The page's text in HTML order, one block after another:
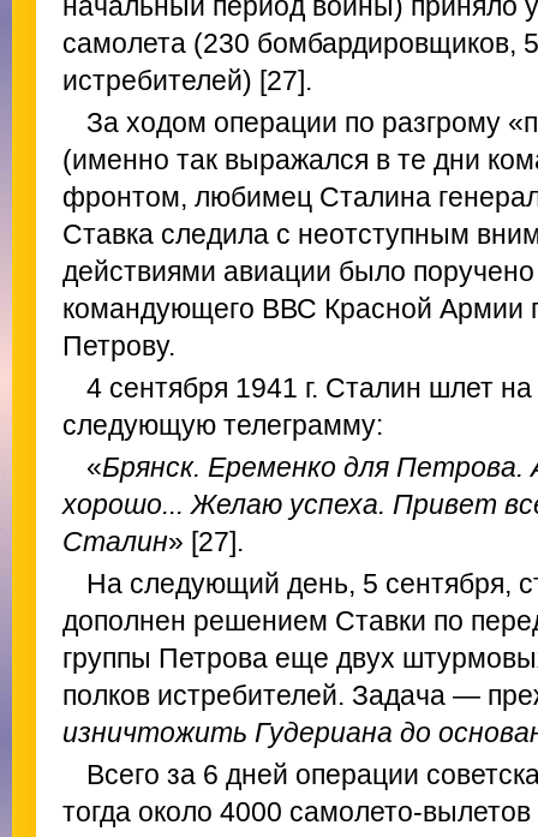
самолета (230 бомбардировщиков,
истребителей) [27].
За ходом операции по разгрому
(именно так выражался в те дни
фронтом, любимец Сталина
Ставка следила с неотступным
действиями авиации было
командующего ВВС Красной Армии
Петрову.
4 сентября 1941 г. Сталин шлет
следующую телеграмму:
«Брянск. Еременко для Петрова.
хорошо... Желаю успеха. Привет
Сталин» [27].
На следующий день, 5 сентября,
дополнен решением Ставки по
группы Петрова еще двух
полков истребителей. Задача —
изничтожить Гудериана до
Всего за 6 дней операции
тогда около 4000 самолето-вылетов